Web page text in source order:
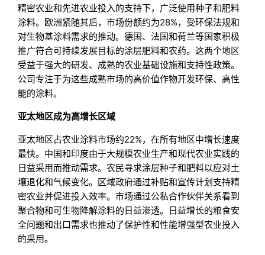
精密农业和先进农业投入的支持下，广泛使用种子和肥料
涂料。欧洲紧随其后，市场份额约为28%，受环保法规和
对生物基涂料需求的推动。德国、法国和荷兰等国家积极
推广符合可持续发展目标的涂层肥料和农药。这两个地区
受益于强大的研发、成熟的农业基础设施和支持性政策。
公司专注于为这些成熟市场的高价值作物开发环保、高性
能的涂料。
亚太地区成为高增长区域
亚太地区占农业涂料市场约22%，在所有地区中增长速度
最快。中国和印度由于大规模农业生产和现代农业实践的
日益采用而推动需求。农民寻求涂层种子和肥料以应对土
壤退化和气候变化。区域政府通过补贴和宣传计划支持精
密农业并促进投入效率。市场通过公私合作伙伴关系看到
聚合物和可生物降解涂料的日益渗透。日益增长的粮食安
全问题和出口需求也推动了保护性和性能增强型农业投入
的采用。